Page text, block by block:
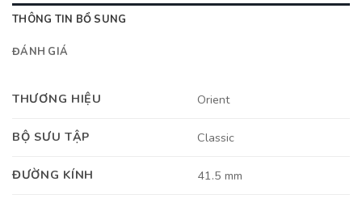
THÔNG TIN BỔ SUNG
ĐÁNH GIÁ
THƯƠNG HIỆU Orient
BỘ SƯU TẬP Classic
ĐƯỜNG KÍNH 41.5 mm